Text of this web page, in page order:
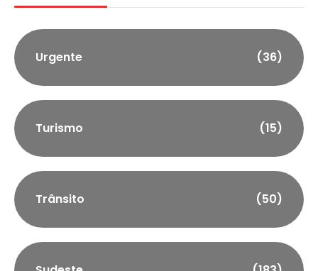
Urgente (36)
Turismo (15)
Trânsito (50)